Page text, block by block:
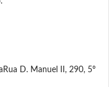
D. Manuel II, 290, 5º